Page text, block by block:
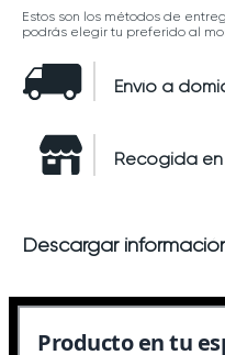
Estos son los métodos de
podrás elegir tu preferido al
Envío a
Recogida
Descargar